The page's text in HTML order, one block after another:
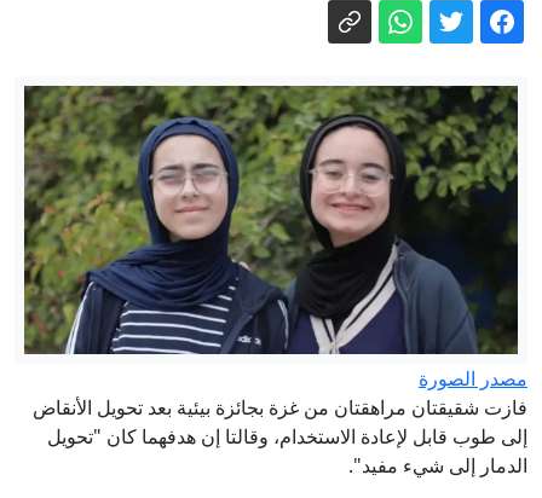
مباشر - ترامب: نتعامل بـ"هدوء" مع إيران..
وطهران تتمسك بشروطها لإعادة فتح هرمز
روسيا تعتبر خيار حصولها على ضمانات
أمنية ملزمة قانونيا من الغرب أمرا ممكنا
إسرائيل تختبر سلاحها الأبرز ضد صواريخ
طهران سرًا.. هل تخشى تل أبيب مفاجآت
إيرانية؟
خارجية إيران تعلق على اتفاقية مكة بين
السعودية وتركيا وباكستان
مصدر الصورة
فازت شقيقتان مراهقتان من غزة بجائزة بيئية بعد تحويل الأنقاض
إلى طوب قابل لإعادة الاستخدام، وقالتا إن هدفهما كان "تحويل
الدمار إلى شيء مفيد".